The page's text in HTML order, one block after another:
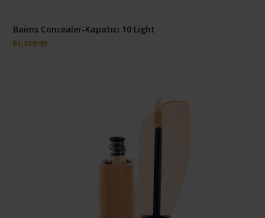
Baims Concealer-Kapatıcı 10 Light
₺1,519.99